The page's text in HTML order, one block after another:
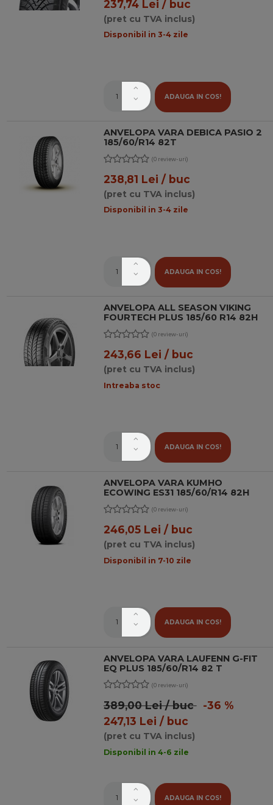
237,74 Lei / buc
(pret cu TVA inclus)
Disponibil in 3-4 zile
ADAUGA IN COS!
ANVELOPA VARA DEBICA PASIO 2
185/60/R14 82T
(0 review-uri)
238,81 Lei / buc
(pret cu TVA inclus)
Disponibil in 3-4 zile
ADAUGA IN COS!
ANVELOPA ALL SEASON VIKING
FOURTECH PLUS 185/60 R14 82H
(0 review-uri)
243,66 Lei / buc
(pret cu TVA inclus)
Intreaba stoc
ADAUGA IN COS!
ANVELOPA VARA KUMHO
ECOWING ES31 185/60/R14 82H
(0 review-uri)
246,05 Lei / buc
(pret cu TVA inclus)
Disponibil in 7-10 zile
ADAUGA IN COS!
ANVELOPA VARA LAUFENN G-FIT
EQ PLUS 185/60/R14 82 T
(0 review-uri)
389,00 Lei / buc-36 %
247,13 Lei / buc
(pret cu TVA inclus)
Disponibil in 4-6 zile
ADAUGA IN COS!